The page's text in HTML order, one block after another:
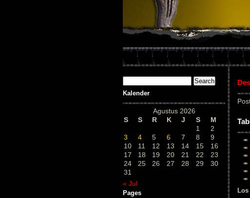
Kalender
Agustus 2026
S
S R K J S
M
1
2
3
4 5 6 7 8
9
10
11 12 13 14 15
16
17
18 19 20 21 22
23
24
25 26 27 28 29
30
31
« Jul
Pages Los